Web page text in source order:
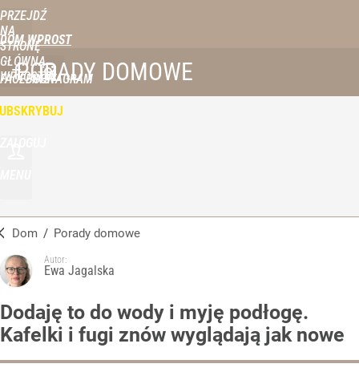
PRZEJDŹ
NA
STRONĘ
GŁÓWNĄ
WPROST.PL
DOM WPROST
FACEBOOKINSTAGRAM
PORADY DOMOWE
Dom / Porady domowe
Autor:
Ewa Jagalska
Dodaję to do wody i myję podłogę.
Kafelki i fugi znów wyglądają jak nowe